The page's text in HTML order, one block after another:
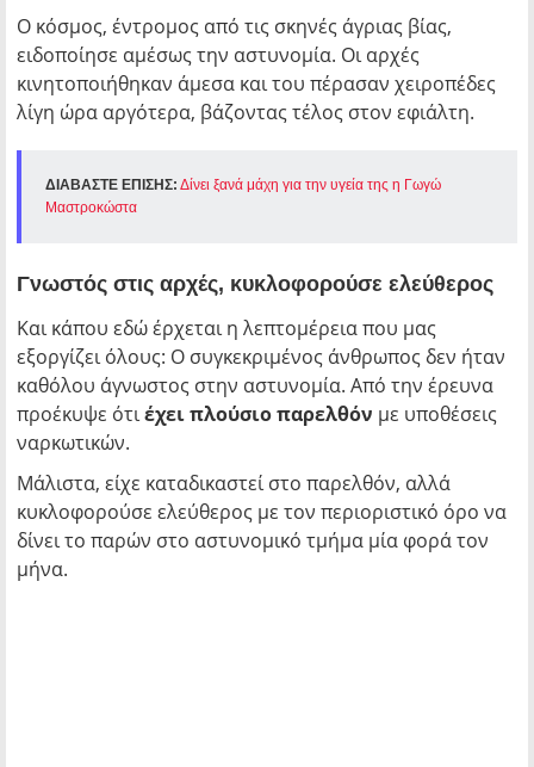
Ο κόσμος, έντρομος από τις σκηνές άγριας βίας,
ειδοποίησε αμέσως την αστυνομία. Οι αρχές
κινητοποιήθηκαν άμεσα και του πέρασαν χειροπέδες
λίγη ώρα αργότερα, βάζοντας τέλος στον εφιάλτη.
ΔΙΑΒΑΣΤΕ ΕΠΙΣΗΣ: Δίνει ξανά μάχη για την υγεία της η Γωγώ
Μαστροκώστα
Γνωστός στις αρχές, κυκλοφορούσε ελεύθερος
Και κάπου εδώ έρχεται η λεπτομέρεια που μας
εξοργίζει όλους: Ο συγκεκριμένος άνθρωπος δεν ήταν
καθόλου άγνωστος στην αστυνομία. Από την έρευνα
προέκυψε ότιέχει πλούσιο παρελθόν με υποθέσεις
ναρκωτικών.
Μάλιστα, είχε καταδικαστεί στο παρελθόν, αλλά
κυκλοφορούσε ελεύθερος με τον περιοριστικό όρο να
δίνει το παρών στο αστυνομικό τμήμα μία φορά τον
μήνα.